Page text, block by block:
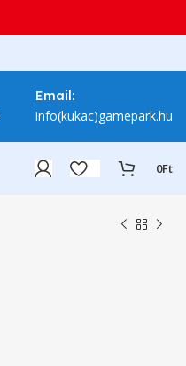
Email:
info(kukac)gamepark.hu
0Ft